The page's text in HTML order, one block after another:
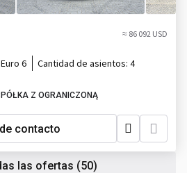
≈ 86 092 USD
Euro 6 Cantidad de asientos: 4
Z OGRANICZONĄ
contacto
las ofertas (50)